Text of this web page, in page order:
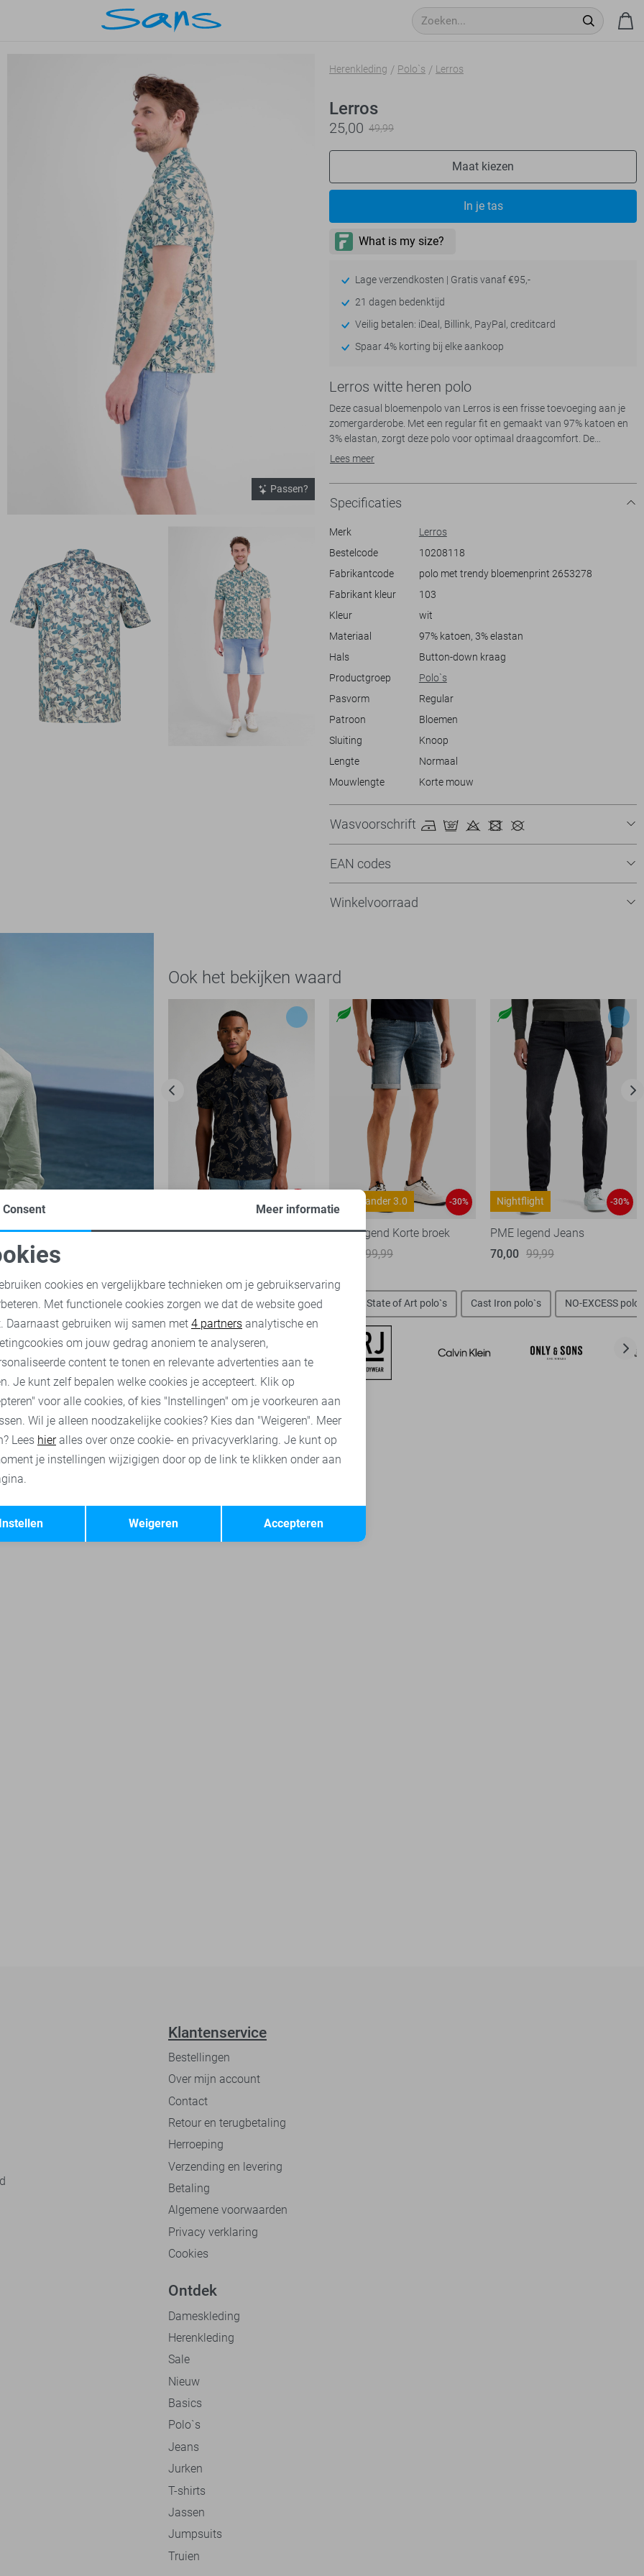
Passen?
Herenkleding Polo`s Lerros
Lerros
25,00 49,99
Maat kiezen
In je tas
Lage verzendkosten | Gratis vanaf €95,-
21 dagen bedenktijd
Veilig betalen: iDeal, Billink, PayPal, creditcard
Spaar 4% korting bij elke aankoop
Lerros witte heren polo
Deze casual bloemenpolo van Lerros is een frisse toevoeging aan je
zomergarderobe. Met een regular fit en gemaakt van 97% katoen en
3% elastan, zorgt deze polo voor optimaal draagcomfort. De
onderscheidende bloemenprint in koele tinten maakt het een echte
knoopsluiting geeft een verfijnde touch, zonder in te boeten aan
casual stijl.
De Lerros polo is perfect voor diverse gelegenheden. Draag het tijdens
jeans voor een stijlvolle avonduitstraling. De normale lengte en korte
mouwen maken het veelzijdig en gemakkelijk te combineren met
andere zomerkleding. Of je nu een terrasje pakt of een dag aan het
Lees meer
Specificaties
Merk
Lerros
Bestelcode
10208118
Fabrikantcode
polo met trendy bloemenprint 2653278
Fabrikant kleur
103
Kleur
wit
Materiaal
97% katoen, 3% elastan
Hals
Button-down kraag
Productgroep
Polo`s
Pasvorm
Regular
Patroon
Bloemen
Sluiting
Knoop
Lengte
Normaal
Mouwlengte
Korte mouw
Wasvoorschrift
EAN codes
Winkelvoorraad
Ook het bekijken waard
Petrol Industries Polo
Commander 3.0 -30%
PME legend Korte broek
99,99
Nightflight -30%
PME legend Jeans
70,00 99,99
truien Lerros broeken Lerros korte broeken Only & Sons polo`s State of Art polo`s Cast Iron polo`s NO-EXCESS
Klantenservice
Bestellingen
Over mijn account
Contact
Retour en terugbetaling
Herroeping
Verzending en levering
Betaling
Algemene voorwaarden
Privacy verklaring
Cookies
Ontdek
Dameskleding
Herenkleding
Sale
Nieuw
Basics
Polo`s
Jeans
Jurken
T-shirts
Jassen
Jumpsuits
Truien
cookies
cookies Marketing cookies
Terug Opslaan
Consent Meer informatie
cookies en vergelijkbare technieken om je gebruikservaring
Met functionele cookies zorgen we dat de website goed
Daarnaast gebruiken wij samen met 4 partners analytische en
om jouw gedrag anoniem te analyseren,
content te tonen en relevante advertenties aan te
Je kunt zelf bepalen welke cookies je accepteert. Klik op
voor alle cookies, of kies "Instellingen" om je voorkeuren aan
Wil je alleen noodzakelijke cookies? Kies dan "Weigeren". Meer
Lees hieralles over onze cookie- en privacyverklaring. Je kunt op
je instellingen wijzigigen door op de link te klikken onder aan
Accepteren
Weigeren
Instellen